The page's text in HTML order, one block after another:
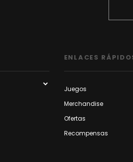
ENLACES
Juegos
Merchandise
Ofertas
Recompensas